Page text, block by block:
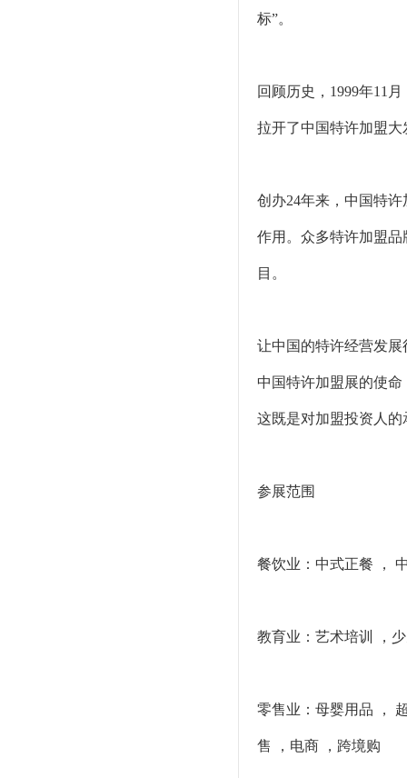
标”。
回顾历史，1999年11
拉开了中国特许加盟大
创办24年来，中国特
作用。众多特许加盟
目。
让中国的特许经营发
中国特许加盟展的使
这既是对加盟投资人
参展范围
餐饮业：中式正餐 ，
教育业：艺术培训 ，
零售业：母婴用品 ，
售 ，电商 ，跨境购